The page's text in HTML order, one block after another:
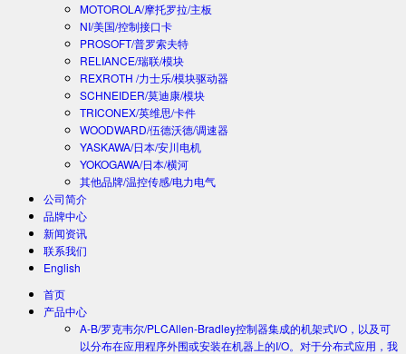
MOTOROLA/摩托罗拉/主板
NI/美国/控制接口卡
PROSOFT/普罗索夫特
RELIANCE/瑞联/模块
REXROTH /力士乐/模块驱动器
SCHNEIDER/莫迪康/模块
TRICONEX/英维思/卡件
WOODWARD/伍德沃德/调速器
YASKAWA/日本/安川电机
YOKOGAWA/日本/横河
其他品牌/温控传感/电力电气
公司简介
品牌中心
新闻资讯
联系我们
English
首页
产品中心
A-B/罗克韦尔/PLCAllen-Bradley控制器集成的机架式I/O，以及可
以分布在应用程序外围或安装在机器上的I/O。对于分布式应用，我